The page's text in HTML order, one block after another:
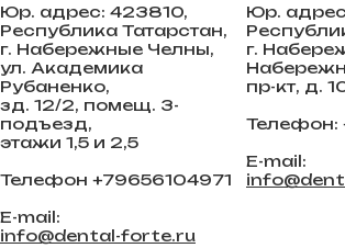
Юр. адрес: 423810,
Республика Татарстан,
г. Набережные Челны,
ул. Академика
Рубаненко,
зд. 12/2, помещ. 3-
подъезд,
этажи 1,5 и 2,5
Телефон +79656104971
E-mail:
info@dental-forte.ru
Юр.
г.
пр-кт, д.
Телефон:
E-mail: